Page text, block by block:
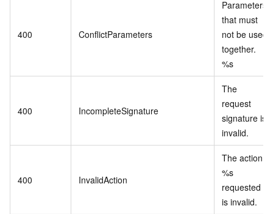
400 ConflictParameters
Parameters
that must
not be used
together.
%s
400 IncompleteSignature
The
request
signature is
invalid.
400 InvalidAction
The action
%s
requested
is invalid.